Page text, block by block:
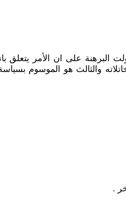
التي حدثتك عنها فالكتاب الأول كان عنوانه تونس : الانتفاضة والثورة ( 2011 ) حيث حاولت
.